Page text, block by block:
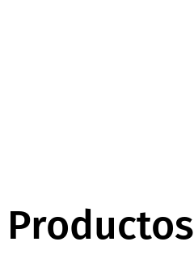
Productos